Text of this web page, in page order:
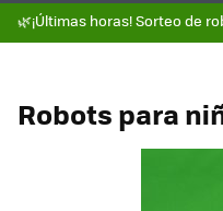
🌿¡Últimas horas! Sorteo de
Robots para